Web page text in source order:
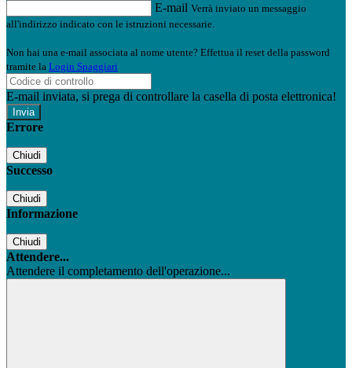
E-mail Verrà inviato un messaggio
all'indirizzo indicato con le istruzioni necessarie.
Non hai una e-mail associata al nome utente? Effettua il reset della password
tramite la Login Spaggiari
E-mail inviata, si prega di controllare la casella di posta elettronica!
Errore
Chiudi
Successo
Chiudi
Informazione
Chiudi
Attendere...
Attendere il completamento dell'operazione...